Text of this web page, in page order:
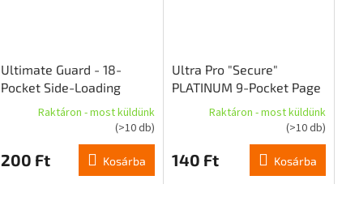
Ultimate Guard - 18-
Pocket Side-Loading
Pages (zöld)Raktáron - most küldünk
(>10 db)
200 Ft Kosárba
Ultra Pro "Secure"
PLATINUM 9-Pocket Page
Raktáron - most küldünk
(>10 db)
140 Ft Kosárba